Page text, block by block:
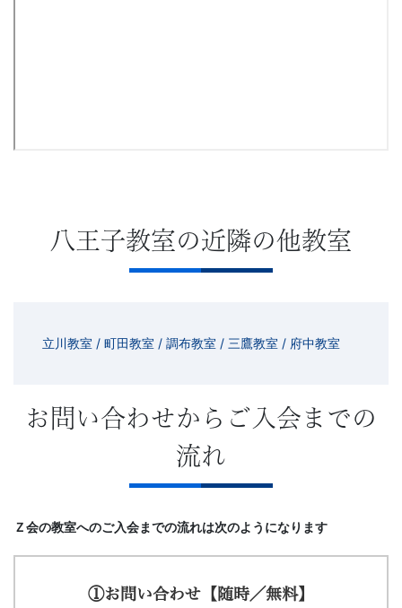
八王子教室の近隣の他教室
立川教室 / 町田教室 / 調布教室 / 三鷹教室 / 府中教室
お問い合わせからご入会までの
流れ
Ｚ会の教室へのご入会までの流れは次のようになります
①お問い合わせ【随時／無料】